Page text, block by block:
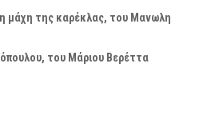
μάχη της καρέκλας, του Μανωλη
του Μάριου Βερέττα